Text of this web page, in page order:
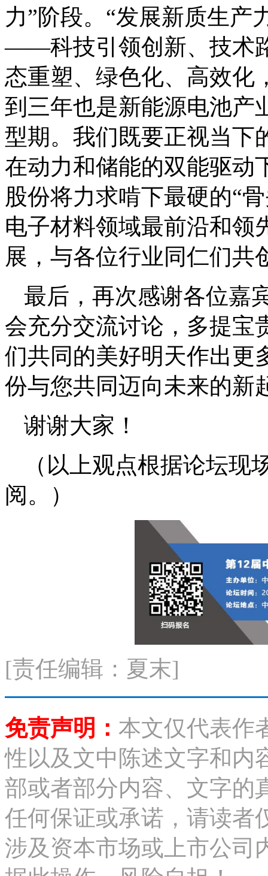
力”阶段。“发展新质生产
——科技引领创新、技术
态重塑、绿色化、高效化
到三年也是新能源电池产
型期。我们既要正视当下
在动力和储能的双能驱动
股份将力求啃下最硬的“
电子材料领域最前沿和领
展，与各位行业同仁们共
最后，再次感谢各位嘉
会充分交流讨论，多提宝
们共同的美好明天作出更
份与您共同迈向未来的新
谢谢大家！
（以上观点根据论坛
阅。）
[责任编辑：夏末]
免责声明： 本文仅代表作
性以及文中陈述文字和内
部或者部分内容、文字的
任何保证或承诺，请读者
涉及资本市场或上市公司